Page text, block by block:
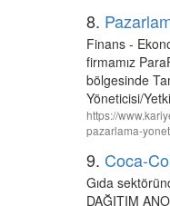
8.
Finans -
firmamız
bölgesinde
Yöneticisi/
https://
pazarlama-
9. Coca-
Gıda
DAĞITIM